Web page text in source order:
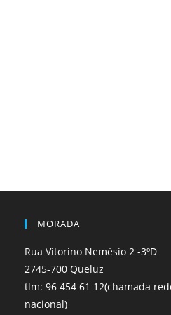
MORADA
Rua Vitorino Nemésio 2 -3ºD
2745-700 Queluz
tlm: 96 454 61 12(chamada
nacional)